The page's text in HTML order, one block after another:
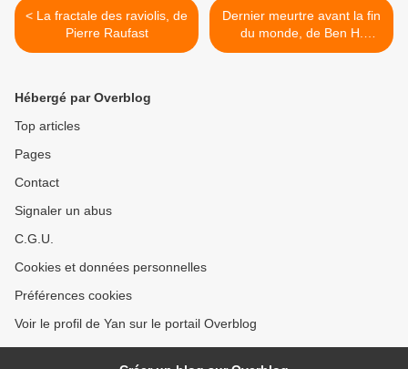
< La fractale des raviolis, de
Pierre Raufast
Dernier meurtre avant la fin
du monde, de Ben H.
Winters >
Hébergé par Overblog
Top articles
Pages
Contact
Signaler un abus
C.G.U.
Cookies et données personnelles
Préférences cookies
Voir le profil de Yan sur le portail Overblog